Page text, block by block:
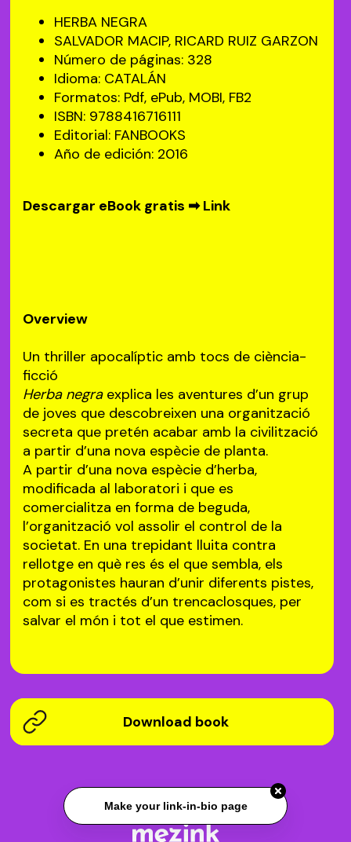
HERBA NEGRA
SALVADOR MACIP, RICARD RUIZ GARZON
Número de páginas: 328
Idioma: CATALÁN
Formatos: Pdf, ePub, MOBI, FB2
ISBN: 9788416716111
Editorial: FANBOOKS
Año de edición: 2016
Descargar eBook gratis ➡Link
Overview
Un thriller apocalíptic amb tocs de ciència-
ficció
Herba negraexplica les aventures d’un grup
de joves que descobreixen una organització
secreta que pretén acabar amb la civilització
a partir d’una nova espècie de planta.
A partir d’una nova espècie d’herba,
modificada al laboratori i que es
comercialitza en forma de beguda,
l’organització vol assolir el control de la
societat. En una trepidant lluita contra
rellotge en què res és el que sembla, els
protagonistes hauran d’unir diferents pistes,
com si es tractés d’un trencaclosques, per
salvar el món i tot el que estimen.
Download book
Make your link-in-bio page